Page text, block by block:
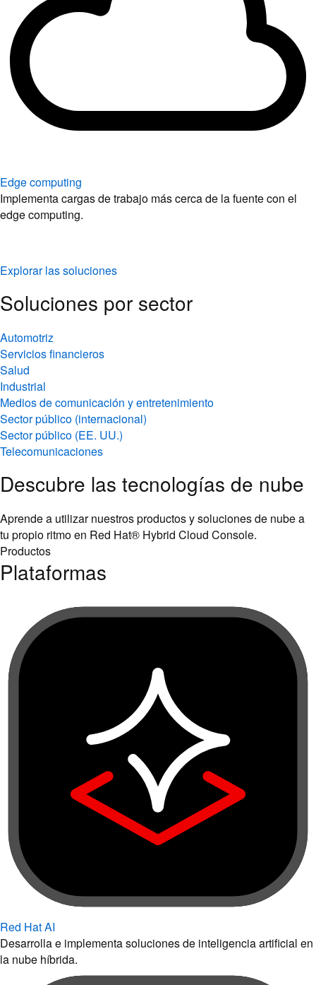
Edge computing
Implementa cargas de trabajo más cerca de la fuente con el
edge computing.
Explorar las soluciones
Soluciones por sector
Automotriz
Servicios financieros
Salud
Industrial
Medios de comunicación y entretenimiento
Sector público (internacional)
Sector público (EE. UU.)
Telecomunicaciones
Descubre las tecnologías de nube
Aprende a utilizar nuestros productos y soluciones de nube a
tu propio ritmo en Red Hat® Hybrid Cloud Console.
Productos
Plataformas
Red Hat AI
Desarrolla e implementa soluciones de inteligencia artificial en
la nube híbrida.